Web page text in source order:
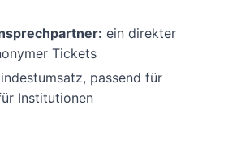
ein direkter
Tickets
passend für
Institutionen